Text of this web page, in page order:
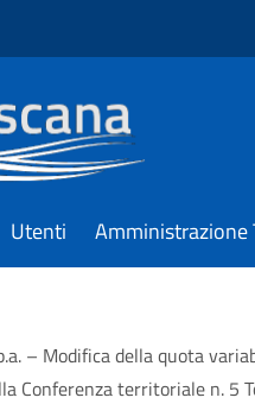
Utenti Amministrazione
– Modifica della quota
Conferenza territoriale n. 5